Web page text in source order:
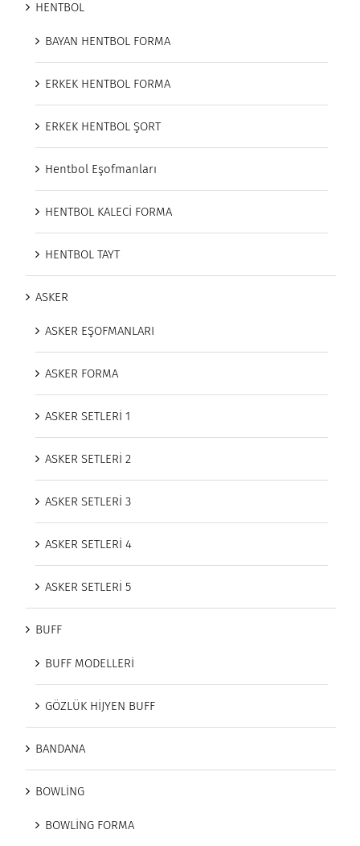
HENTBOL
BAYAN HENTBOL FORMA
ERKEK HENTBOL FORMA
ERKEK HENTBOL ŞORT
Hentbol Eşofmanları
HENTBOL KALECİ FORMA
HENTBOL TAYT
ASKER
ASKER EŞOFMANLARI
ASKER FORMA
ASKER SETLERİ 1
ASKER SETLERİ 2
ASKER SETLERİ 3
ASKER SETLERİ 4
ASKER SETLERİ 5
BUFF
BUFF MODELLERİ
GÖZLÜK HİJYEN BUFF
BANDANA
BOWLİNG
BOWLİNG FORMA